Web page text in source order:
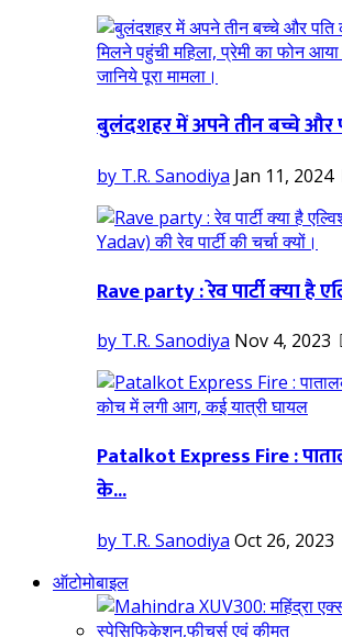
बुलंदशहर में अपने तीन बच्चे और
by T.R. Sanodiya Jan 11, 2024
Rave party : रेव पार्टी क्‍या है
by T.R. Sanodiya Nov 4, 2023
Patalkot Express Fire :
के...
by T.R. Sanodiya Oct 26, 2023
ऑटोमोबाइल